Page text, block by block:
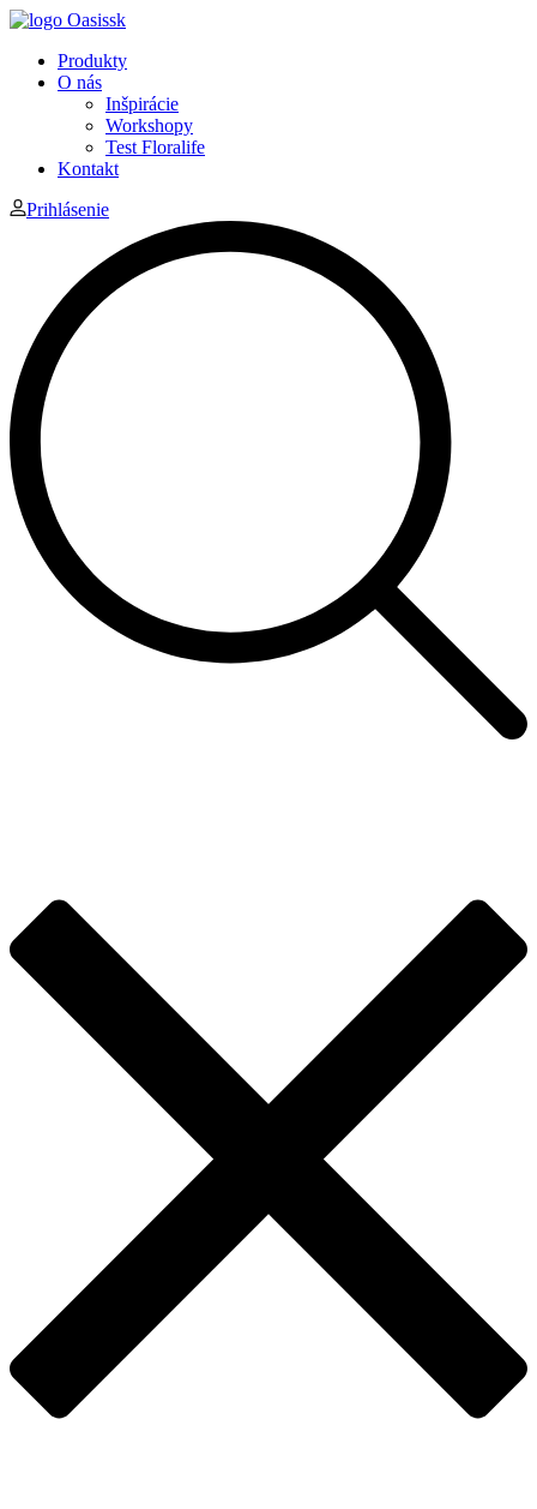
Produkty
O nás
Inšpirácie
Workshopy
Test Floralife
Kontakt
Prihlásenie